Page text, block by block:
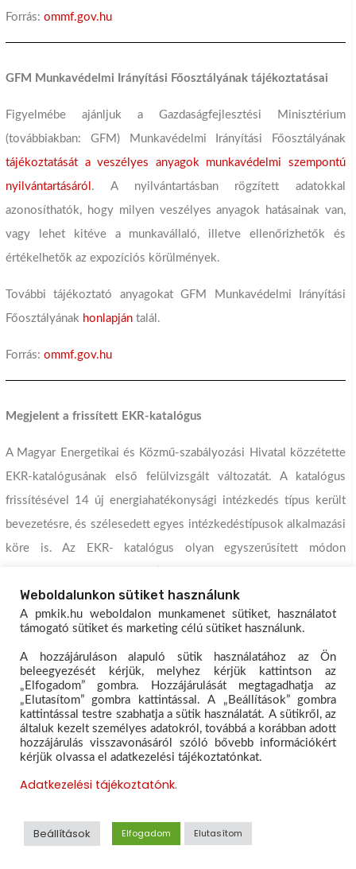
Forrás: ommf.gov.hu
GFM Munkavédelmi Irányítási Főosztályának tájékoztatásai
Figyelmébe ajánljuk a Gazdaságfejlesztési Minisztérium
(továbbiakban: GFM) Munkavédelmi Irányítási Főosztályának
tájékoztatását a veszélyes anyagok munkavédelmi szempontú
nyilvántartásáról . A nyilvántartásban rögzített adatokkal
azonosíthatók, hogy milyen veszélyes anyagok hatásainak van,
vagy lehet kitéve a munkavállaló, illetve ellenőrizhetők és
értékelhetők az expozíciós körülmények.
További tájékoztató anyagokat GFM Munkavédelmi Irányítási
Főosztályának honlapján talál.
Forrás: ommf.gov.hu
Megjelent a frissített EKR-katalógus
A Magyar Energetikai és Közmű-szabályozási Hivatal közzétette
EKR-katalógusának első felülvizsgált változatát. A katalógus
frissítésével 14 új energiahatékonysági intézkedés típus került
bevezetésre, és szélesedett egyes intézkedéstípusok alkalmazási
köre is. Az EKR- katalógus olyan egyszerűsített módon
végsőenergia-megtakarítás érhető el.
A frissített EKR-katalógus a hivatal energiahatékonysági
weboldalánazEKR sztenderd intézkedési jegyzékmenüpontban
található. Továbbá elérhető vált az EKR elszámolás- módszertani
segédlet és EKR elszámoló tábla is azEKR elszámolás –
módszertani segédlet és számoló táblamenüpontban.
Forrás:mnnsz.hu
Változás kishaszongépjárműves árufuvarozók
engedélykötelezettségét illetően!
Weboldalunkon sütiket használunk
A pmkik.hu weboldalon munkamenet sütiket, használatot
támogató sütiket és marketing célú sütiket használunk.
A hozzájáruláson alapuló sütik használatához az Ön
beleegyezését kérjük, melyhez kérjük kattintson az
„Elfogadom” gombra. Hozzájárulását megtagadhatja az
„Elutasítom” gombra kattintással. A „Beállítások” gombra
kattintással testre szabhatja a sütik használatát. A sütikről, az
általuk kezelt személyes adatokról, továbbá a korábban adott
hozzájárulás visszavonásáról szóló bővebb információkért
kérjük olvassa el adatkezelési tájékoztatónkat.
Adatkezelési tájékoztatónk.
Beállítások Elfogadom Elutasítom